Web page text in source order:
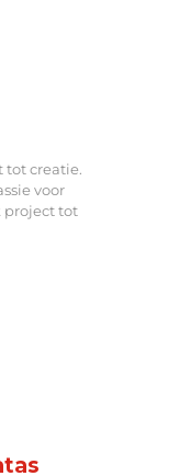
tot creatie.
voor
project tot